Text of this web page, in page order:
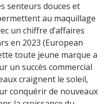
senteurs douces et
au maquillage
un chiffre d’affaires
en 2023 (European
toute jeune marque a
un succès commercial
craignent le soleil,
conquérir de nouveaux